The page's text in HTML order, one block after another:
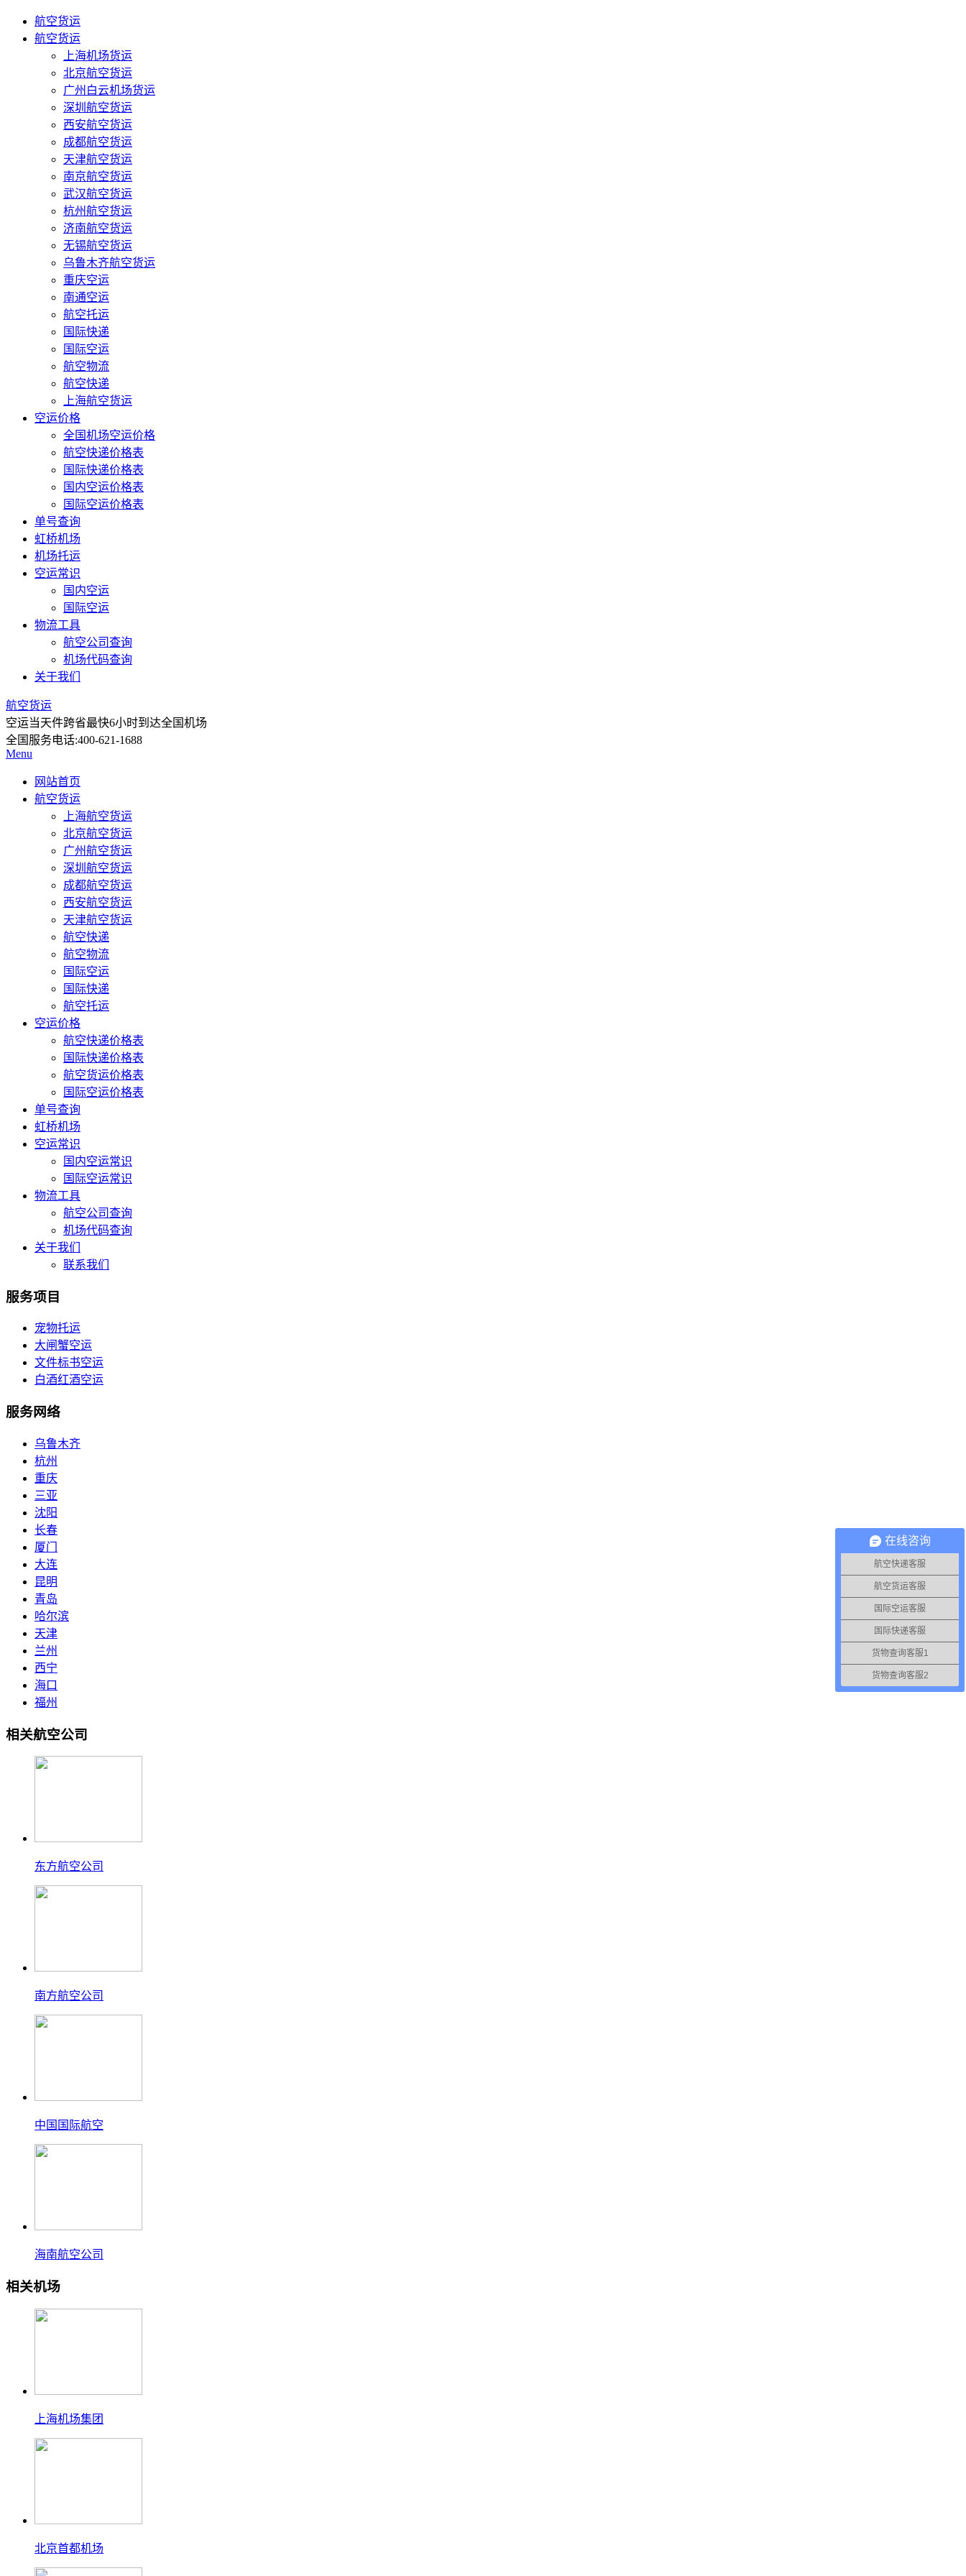
航空货运
航空货运
上海机场货运
北京航空货运
广州白云机场货运
深圳航空货运
西安航空货运
成都航空货运
天津航空货运
南京航空货运
武汉航空货运
杭州航空货运
济南航空货运
无锡航空货运
乌鲁木齐航空货运
重庆空运
南通空运
航空托运
国际快递
国际空运
航空物流
航空快递
上海航空货运
空运价格
全国机场空运价格
航空快递价格表
国际快递价格表
国内空运价格表
国际空运价格表
单号查询
虹桥机场
机场托运
空运常识
国内空运
国际空运
物流工具
航空公司查询
机场代码查询
关于我们
航空货运
空运当天件跨省最快6小时到达全国机场
全国服务电话:400-621-1688
Menu
网站首页
航空货运
上海航空货运
北京航空货运
广州航空货运
深圳航空货运
成都航空货运
西安航空货运
天津航空货运
航空快递
航空物流
国际空运
国际快递
航空托运
空运价格
航空快递价格表
国际快递价格表
航空货运价格表
国际空运价格表
单号查询
虹桥机场
空运常识
国内空运常识
国际空运常识
物流工具
航空公司查询
机场代码查询
关于我们
联系我们
服务项目
宠物托运
大闸蟹空运
文件标书空运
白酒红酒空运
服务网络
乌鲁木齐
杭州
重庆
三亚
沈阳
长春
厦门
大连
昆明
青岛
哈尔滨
天津
兰州
西宁
海口
福州
相关航空公司
东方航空公司
南方航空公司
中国国际航空
海南航空公司
相关机场
上海机场集团
北京首都机场
在线咨询
航空快递客服
航空货运客服
国际空运客服
国际快递客服
货物查询客服1
货物查询客服2